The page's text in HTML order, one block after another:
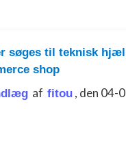
søges til teknisk
shop
af fitou , den 04-